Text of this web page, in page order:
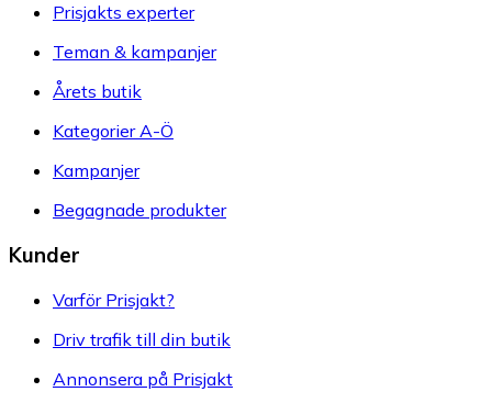
Prisjakts experter
Teman & kampanjer
Årets butik
Kategorier A-Ö
Kampanjer
Begagnade produkter
Kunder
Varför Prisjakt?
Driv trafik till din butik
Annonsera på Prisjakt